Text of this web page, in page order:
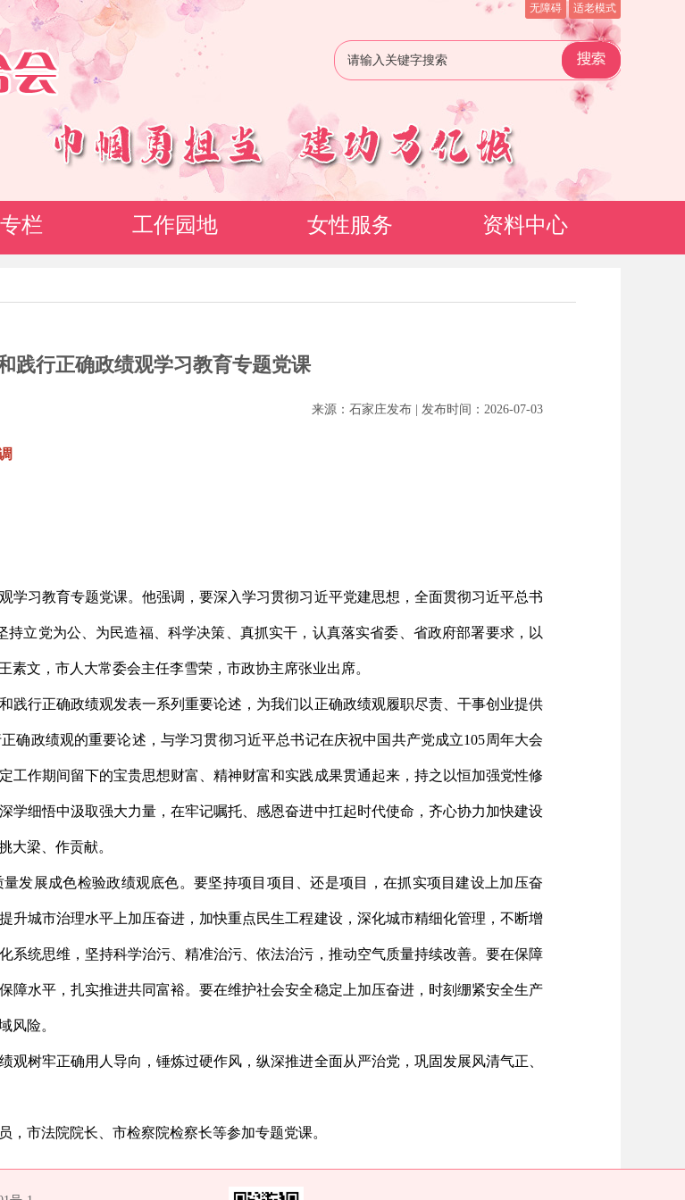
无障碍 适老模式
栏 工作园地 女性服务 资料中心
践行正确政绩观学习教育专题党课
来源：石家庄发布 | 发布时间：2026-07-03
学习教育专题党课。他强调，要深入学习贯彻习近平党建思想，全面贯彻习近平总书
立党为公、为民造福、科学决策、真抓实干，认真落实省委、省政府部署要求，以
文，市人大常委会主任李雪荣，市政协主席张业出席。
践行正确政绩观发表一系列重要论述，为我们以正确政绩观履职尽责、干事创业提供
确政绩观的重要论述，与学习贯彻习近平总书记在庆祝中国共产党成立105周年大会
工作期间留下的宝贵思想财富、精神财富和实践成果贯通起来，持之以恒加强党性修
学细悟中汲取强大力量，在牢记嘱托、感恩奋进中扛起时代使命，齐心协力加快建设
大梁、作贡献。
发展成色检验政绩观底色。要坚持项目项目、还是项目，在抓实项目建设上加压奋
升城市治理水平上加压奋进，加快重点民生工程建设，深化城市精细化管理，不断增
系统思维，坚持科学治污、精准治污、依法治污，推动空气质量持续改善。要在保障
障水平，扎实推进共同富裕。要在维护社会安全稳定上加压奋进，时刻绷紧安全生产
风险。
树牢正确用人导向，锤炼过硬作风，纵深推进全面从严治党，巩固发展风清气正、
市法院院长、市检察院检察长等参加专题党课。